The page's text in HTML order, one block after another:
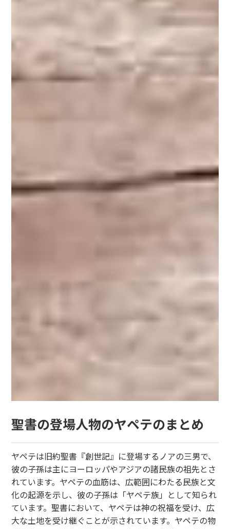
聖書の登場人物のヤペテのまとめ
ヤペテは旧約聖書『創世記』に登場するノアの三男で、
彼の子孫は主にヨーロッパやアジアの諸民族の祖先とさ
れています。ヤペテの血筋は、広範囲にわたる民族と文
化の起源を示し、彼の子孫は「ヤペテ族」として知られ
ています。聖書において、ヤペテは神の祝福を受け、広
大な土地を受け継ぐことが示されています。ヤペテの物